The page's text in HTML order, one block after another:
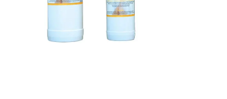
0.00 €